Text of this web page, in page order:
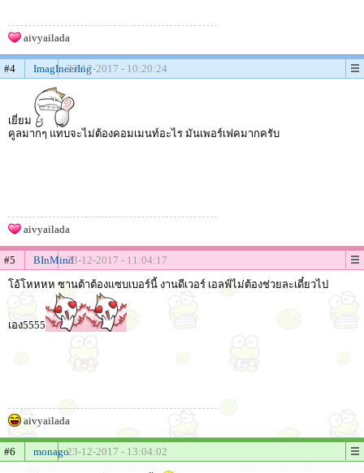
aivyailada
#4 ImagIneerIng23-12-2017 - 10:20:24
เยี่ยม
คูลมากๆ แทบจะไม่ต้องคอมเมนท์อะไร มันเพอร์เฟคมากครับ
aivyailada
#5 BInMind23-12-2017 - 11:04:17
โอ้โหหหห ซานต้าต้องแซบเบอร์นี้ งานดีเวอร์ เอลฟ์ไม่ต้องช่วยละเดี๋ยวไป
เอง5555
aivyailada
#6 monago23-12-2017 - 13:04:02